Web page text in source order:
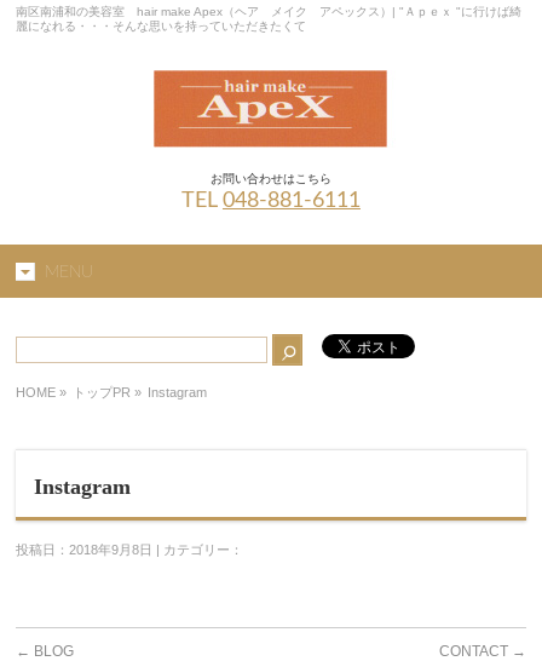
南区南浦和の美容室 hair make Apex（ヘア メイク アペックス）| "Ａｐｅｘ "に行けば綺
麗になれる・・・そんな思いを持っていただきたくて
お問い合わせはこちら
TEL 048-881-6111
MENU
HOME » トップPR » Instagram
Instagram
投稿日：2018年9月8日 | カテゴリー：
← BLOG CONTACT →